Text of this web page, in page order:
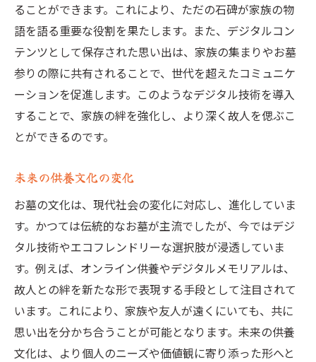
ることができます。これにより、ただの石碑が家族の物
語を語る重要な役割を果たします。また、デジタルコン
テンツとして保存された思い出は、家族の集まりやお墓
参りの際に共有されることで、世代を超えたコミュニケ
ーションを促進します。このようなデジタル技術を導入
することで、家族の絆を強化し、より深く故人を偲ぶこ
とができるのです。
未来の供養文化の変化
お墓の文化は、現代社会の変化に対応し、進化していま
す。かつては伝統的なお墓が主流でしたが、今ではデジ
タル技術やエコフレンドリーな選択肢が浸透していま
す。例えば、オンライン供養やデジタルメモリアルは、
故人との絆を新たな形で表現する手段として注目されて
います。これにより、家族や友人が遠くにいても、共に
思い出を分かち合うことが可能となります。未来の供養
文化は、より個人のニーズや価値観に寄り添った形へと